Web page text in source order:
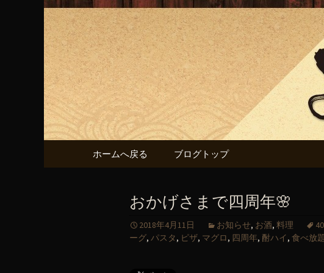
「あばれん
「あばれん房」の最新情報
コンテンツへ移動
ホームへ戻る ブログトップ
おかげさまで四周年🌸
2018年4月11日 お知らせ, お酒, 料理
ーグ, パスタ, ピザ, マグロ, 四周年, 酎ハイ, 食べ放